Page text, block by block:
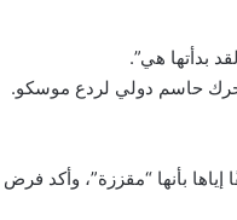
بدأتها هي”.
حاسم دولي لردع موسكو.
إياها بأنها “مقززة”، وأكد